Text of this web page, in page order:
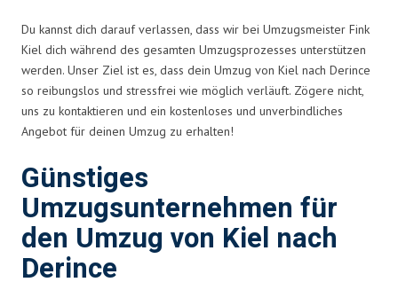
Du kannst dich darauf verlassen, dass wir bei Umzugsmeister Fink
Kiel dich während des gesamten Umzugsprozesses unterstützen
werden. Unser Ziel ist es, dass dein Umzug von Kiel nach Derince
so reibungslos und stressfrei wie möglich verläuft. Zögere nicht,
uns zu kontaktieren und ein kostenloses und unverbindliches
Angebot für deinen Umzug zu erhalten!
Günstiges
Umzugsunternehmen für
den Umzug von Kiel nach
Derince